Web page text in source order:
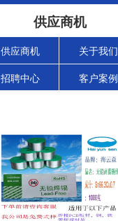
供应商机
供应商机 关于我们
招聘中心 客户案例